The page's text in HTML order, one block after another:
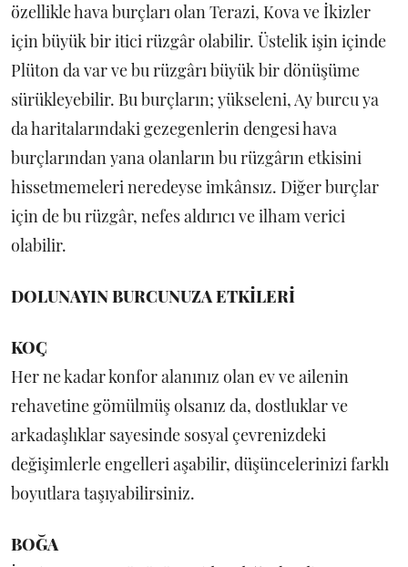
özellikle hava burçları olan Terazi, Kova ve İkizler
için büyük bir itici rüzgâr olabilir. Üstelik işin içinde
Plüton da var ve bu rüzgârı büyük bir dönüşüme
sürükleyebilir. Bu burçların; yükseleni, Ay burcu ya
da haritalarındaki gezegenlerin dengesi hava
burçlarından yana olanların bu rüzgârın etkisini
hissetmemeleri neredeyse imkânsız. Diğer burçlar
için de bu rüzgâr, nefes aldırıcı ve ilham verici
olabilir.
DOLUNAYIN BURCUNUZA ETKİLERİ
KOÇ
Her ne kadar konfor alanınız olan ev ve ailenin
rehavetine gömülmüş olsanız da, dostluklar ve
arkadaşlıklar sayesinde sosyal çevrenizdeki
değişimlerle engelleri aşabilir, düşüncelerinizi farklı
boyutlara taşıyabilirsiniz.
BOĞA